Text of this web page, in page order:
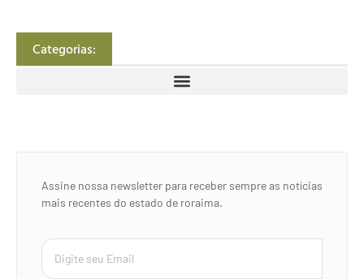
Categorias:
Assine nossa newsletter para receber sempre as notícias
mais recentes do estado de roraima.